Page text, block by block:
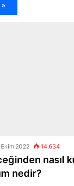
»
Ekim 2022 14.634
nasıl
nedir?